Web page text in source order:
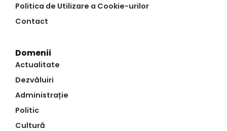
Politica de Utilizare a Cookie-urilor
Contact
Domenii
Actualitate
Dezvăluiri
Administrație
Politic
Cultură